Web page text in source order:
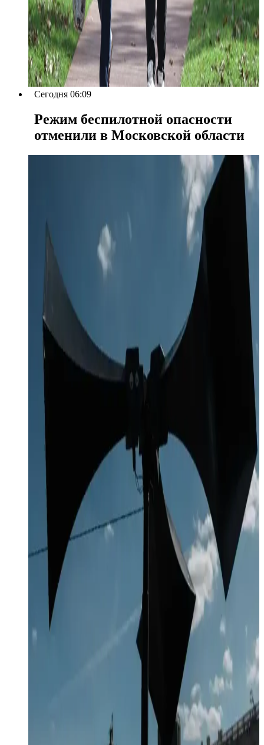
Сегодня 06:09
Режим беспилотной опасности
отменили в Московской области